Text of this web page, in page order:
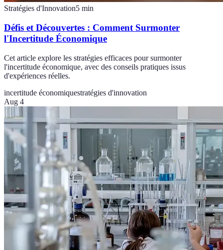
Stratégies d'Innovation5 min
Défis et Découvertes : Comment Surmonter
l'Incertitude Économique
Cet article explore les stratégies efficaces pour surmonter
l'incertitude économique, avec des conseils pratiques issus
d'expériences réelles.
incertitude économiquestratégies d'innovation
Aug 4